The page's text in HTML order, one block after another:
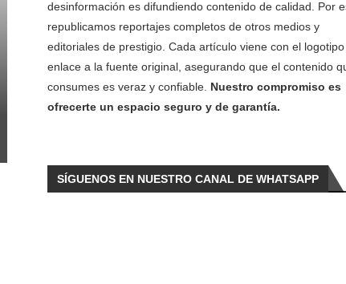
desinformación es difundiendo contenido de calidad. Por
republicamos reportajes completos de otros medios y
editoriales de prestigio. Cada artículo viene con el
enlace a la fuente original, asegurando que el contenido
consumes es veraz y confiable. Nuestro compromiso es
ofrecerte un espacio seguro y de garantía.
SÍGUENOS EN NUESTRO CANAL DE WHATSAPP